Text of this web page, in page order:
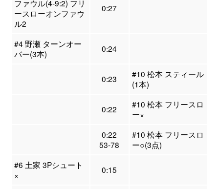
ファウル(4-9:2) フリ
ースローオンファウ
ル2
0:27
#4 野瀬 ターンオー
バー(3本)
0:24
0:23
#10 松本 スティール
(1本)
0:22
#10 松本 フリースロ
ー×
0:22
53-78
#10 松本 フリースロ
ー○(3点)
#6 土家 3Pシュート
×
0:15